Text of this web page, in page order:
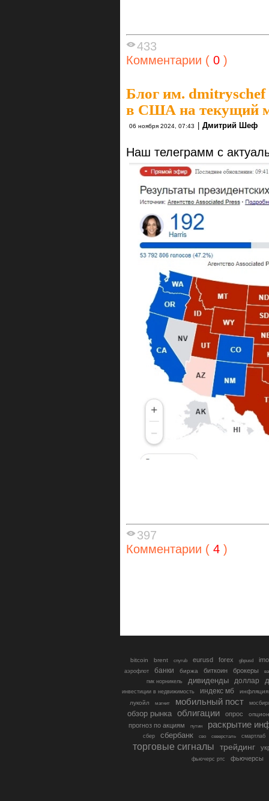
433
Комментарии ( 0 )
Блог им. dmitryschef
в США на текущий
06 ноября 2024, 07:43 Дмитрий Шеф
Наш телеграмм с
397
Комментарии ( 4 )
bitcoin brent cnyrub eurusd forex gbpusd
аэрофлот банки биржа биткоин брокеры
гмк норникель
дивиденды доллар
инвестиции в недвижимость индекс мб
инфляция
лукойл
магнит мобильный пост
обзор рынка облигации опрос
прогноз по акциям путин раскрытие
сбер сбербанк сво северсталь смартлаб
торговые сигналы трейдинг
фьючерс ртс фьючерсы